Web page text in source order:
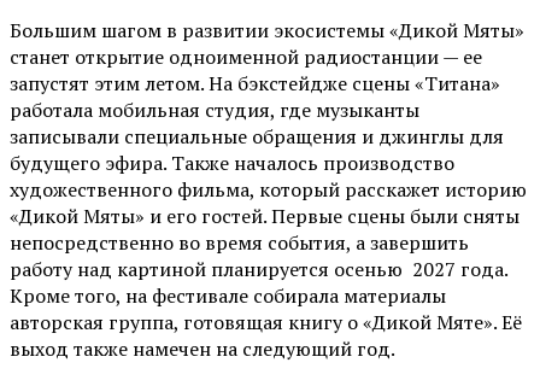
Большим шагом в развитии экосистемы «Дикой Мяты»
станет открытие одноименной радиостанции — ее
запустят этим летом. На бэкстейдже сцены «Титана»
работала мобильная студия, где музыканты
записывали специальные обращения и джинглы для
будущего эфира. Также началось производство
художественного фильма, который расскажет историю
«Дикой Мяты» и его гостей. Первые сцены были сняты
непосредственно во время события, а завершить
работу над картиной планируется осенью 2027 года.
Кроме того, на фестивале собирала материалы
авторская группа, готовящая книгу о «Дикой Мяте». Её
выход также намечен на следующий год.